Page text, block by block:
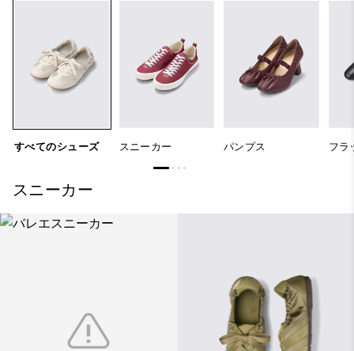
すべてのシューズ スニーカー パンプス フラ
スニーカー